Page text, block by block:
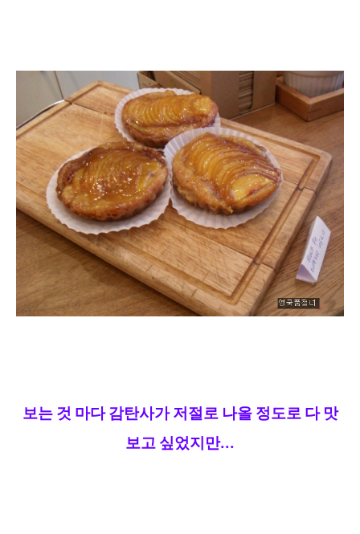
보는 것 마다 감탄사가 저절로 나올 정도로 다 맛
보고 싶었지만...